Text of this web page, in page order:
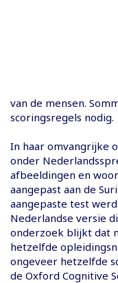
van de mensen.
scoringsregels nodig.
In haar omvangrijke
onder
afbeeldingen en
aangepast aan de
aangepaste test
Nederlandse versie
onderzoek blijkt dat
hetzelfde
ongeveer hetzelfde
de Oxford Cognitive